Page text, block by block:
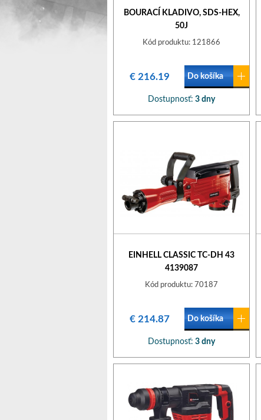
BOURACÍ KLADIVO, SDS-HEX,
50J
Kód produktu: 121866
€ 216.19 Do košíka
Dostupnosť: 3 dny
EINHELL CLASSIC TC-DH 43
4139087
Kód produktu: 70187
€ 214.87 Do košíka
Dostupnosť: 3 dny